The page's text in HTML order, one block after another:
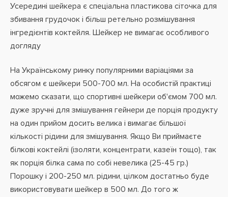
Усередині шейкера є спеціальна пластикова сіточка для
збивання грудочок і більш ретельно розмішування
інгредієнтів коктейля. Шейкер не вимагає особливого
догляду
На Українському ринку популярними варіаціями за
обсягом є шейкери 500-700 мл. На особистій практиці
можемо сказати, що спортивні шейкери об'ємом 700 мл.
дуже зручні для змішування гейнери де порція продукту
на один прийом досить велика і вимагає більшої
кількості рідини для змішування. Якщо Ви приймаєте
білкові коктейлі (ізоляти, концентрати, казеїн тощо), так
як порція білка сама по собі невелика (25-45 гр.)
Порошку і 200-250 мл. рідини, цілком достатньо буде
використовувати шейкер в 500 мл. До того ж